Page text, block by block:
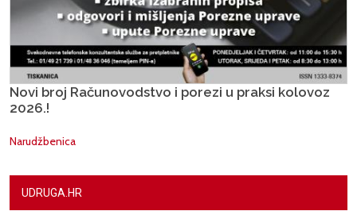
Novi broj Računovodstvo i porezi u praksi kolovoz
2026.!
Narudžbenica
UDRUGA.HR